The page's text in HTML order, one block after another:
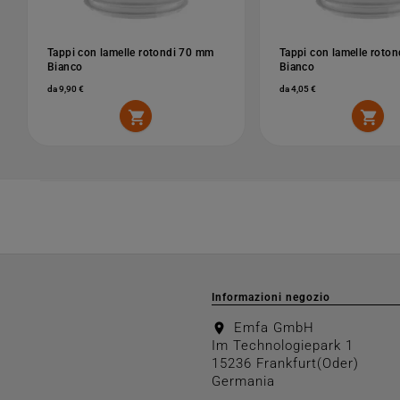
Tappi con lamelle rotondi 70 mm
Bianco
da 9,90 €

Tappi con lamelle
Bianco
da 4,05 €

Informazioni negozio
location_on
Emfa GmbH
Im Technologiepark 1
15236 Frankfurt(Oder)
Germania